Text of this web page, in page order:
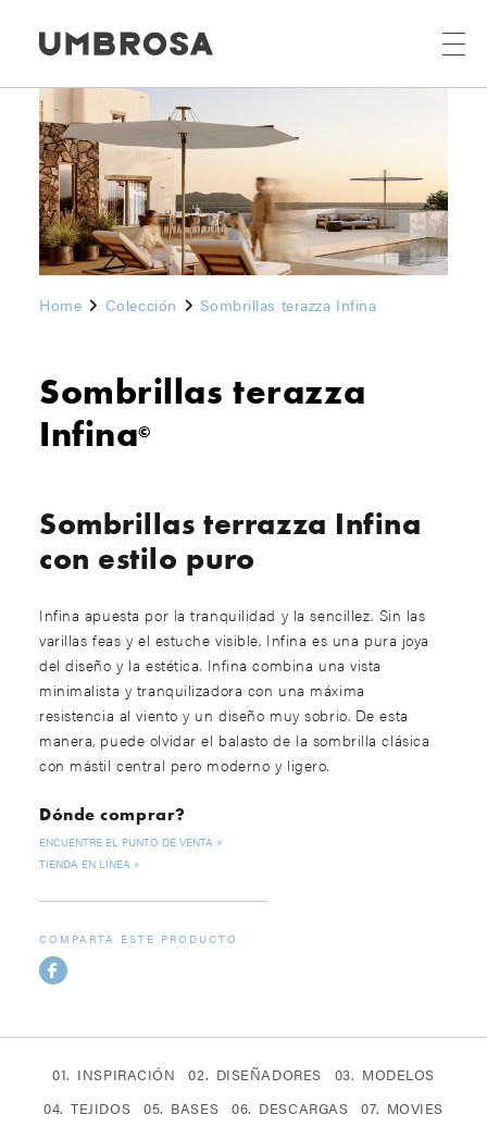
Home Colección Sombrillas terazza Infina
Sombrillas terazza
Infina©
Sombrillas terrazza Infina
con estilo puro
Infina apuesta por la tranquilidad y la sencillez. Sin las
varillas feas y el estuche visible, Infina es una pura joya
del diseño y la estética. Infina combina una vista
minimalista y tranquilizadora con una máxima
resistencia al viento y un diseño muy sobrio. De esta
manera, puede olvidar el balasto de la sombrilla clásica
con mástil central pero moderno y ligero.
Dónde comprar?
ENCUENTRE EL PUNTO DE VENTA
TIENDA EN LÍNEA
COMPARTA ESTE PRODUCTO
INSPIRACIÓN DISEÑADORES
MODELOS
TEJIDOS
BASES DESCARGAS MOVIES